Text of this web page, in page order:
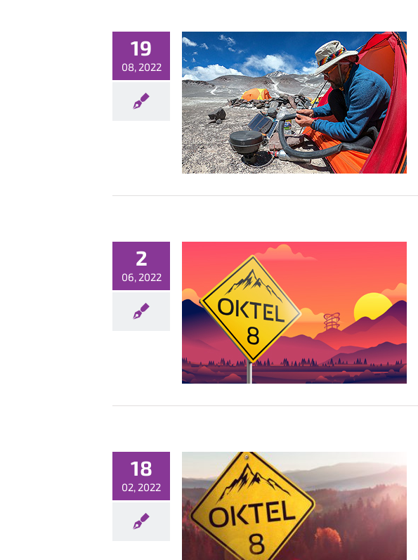
19
08, 2022
gość konferencji OKTEL
2
06, 2022
rejestracja na OKTEL 8!
18
02, 2022